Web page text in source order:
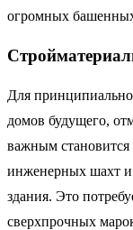
огромных
Для
домов будущего,
важным
инженерных шахт и
здания. Это
сверхпрочных